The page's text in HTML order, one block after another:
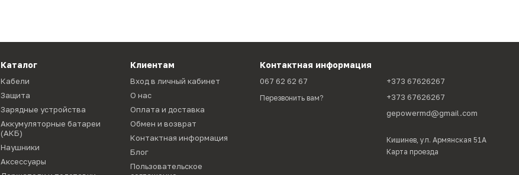
Каталог
Кабели
Защита
Зарядные устройства
Аккумуляторные батареи
(АКБ)
Наушники
Аксессуары
Клиентам
Вход в личный кабинет
О нас
Оплата и доставка
Обмен и возврат
Контактная информация
Блог
Пользовательское
Контактная информация
067 62 62 67
Перезвонить вам?
+373 67626267
+373 67626267
gepowermd@gmail.com
Кишинев, ул. Армянская 51А
Карта проезда